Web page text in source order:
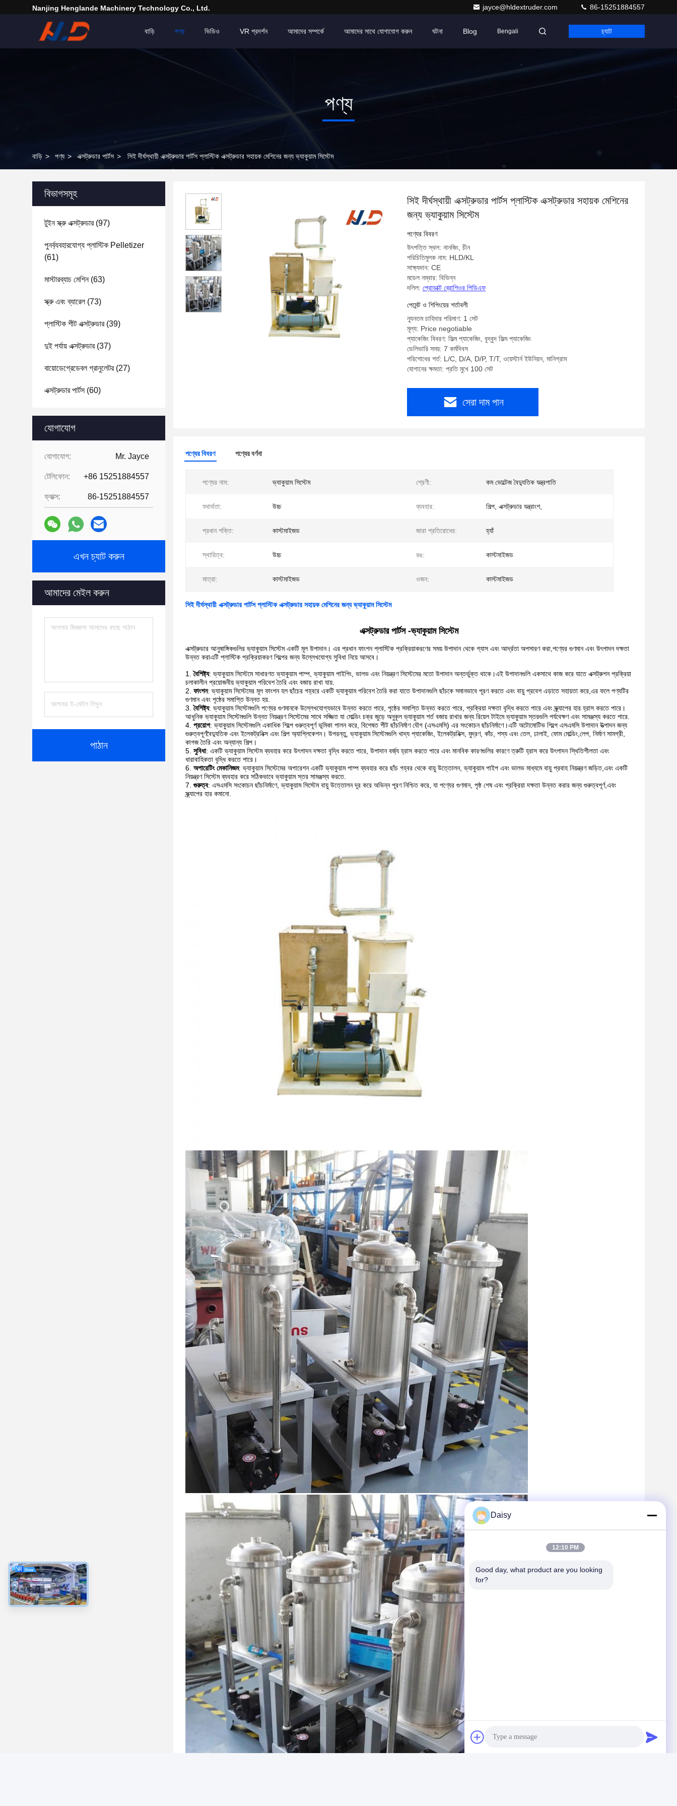
Nanjing Henglande Machinery Technology Co., Ltd. jayce@hldextruder.com 86-15251884557
বাড়ি পণ্য ভিডিও VR প্রদর্শন আমাদের সম্পর্কে আমাদের সাথে যোগাযোগ করুন ঘটনা Blog Bengali চ্যাট
পণ্য
বাড়ি > পণ্য > এক্সট্রুডার পার্টস > সিই দীর্ঘস্থায়ী এক্সট্রুডার পার্টস প্লাস্টিক এক্সট্রুডার সহায়ক মেশিনের জন্য ভ্যাকুয়াম সিস্টেম
বিভাগসমূহ
টুইন স্ক্রু এক্সট্রুডার(97)
পুনর্ব্যবহারযোগ্য প্লাস্টিক Pelletizer
(61)
মাস্টারব্যাচ মেশিন(63)
স্ক্রু এবং ব্যারেল(73)
প্লাস্টিক শীট এক্সট্রুডার(39)
দুই পর্যায় এক্সট্রুডার(37)
বায়োডেগ্রেডেবল গ্রানুলেটর(27)
এক্সট্রুডার পার্টস(60)
যোগাযোগ
যোগাযোগ: Mr. Jayce
টেলিফোন: +86 15251884557
ফ্যাক্স: 86-15251884557
এখন চ্যাট করুন
আমাদের মেইল করুন
পাঠান
সিই দীর্ঘস্থায়ী এক্সট্রুডার পার্টস প্লাস্টিক এক্সট্রুডার সহায়ক মেশিনের
জন্য ভ্যাকুয়াম সিস্টেম
পণ্যের বিবরণ
উৎপত্তি স্থল: নানজিং, চীন
পরিচিতিমুলক নাম: HLD/KL
সাক্ষ্যদান: CE
মডেল নম্বার: বিভিন্ন
দলিল: প্রোডাক্ট ব্রোশিওর পিডিএফ
পেমেন্ট ও শিপিংয়ের শর্তাবলী
ন্যূনতম চাহিদার পরিমাণ: 1 সেট
মূল্য: Price negotiable
প্যাকেজিং বিবরণ: ফিল্ম প্যাকেজিং, বুদ্বুদ ফিল্ম প্যাকেজিং
ডেলিভারি সময়: 7 কর্মদিবস
পরিশোধের শর্ত: L/C, D/A, D/P, T/T, ওয়েস্টার্ন ইউনিয়ন, মানিগ্রাম
যোগানের ক্ষমতা: প্রতি মুখে 100 সেট
সেরা দাম পান
পণ্যের বিবরণ পণ্যের বর্ণনা
পণ্যের নাম: ভ্যাকুয়াম সিস্টেম শ্রেণী: কম ভোল্টেজ বৈদ্যুতিক যন্ত্রপাতি
যথার্থতা: উচ্চ ব্যবহার: শিল্প, এক্সট্রুডার যন্ত্রাংশ,
প্রধান শক্তি: কাস্টমাইজড জারা প্রতিরোধের: হ্যাঁ
স্থায়িত্ব: উচ্চ রঙ: কাস্টমাইজড
মাত্রা: কাস্টমাইজড ওজন: কাস্টমাইজড
সিই দীর্ঘস্থায়ী এক্সট্রুডার পার্টস প্লাস্টিক এক্সট্রুডার সহায়ক মেশিনের জন্য ভ্যাকুয়াম সিস্টেম
এক্সট্রুডার পার্টস -ভ্যাকুয়াম সিস্টেম
এক্সট্রুডার আনুষাঙ্গিকগুলির ভ্যাকুয়াম সিস্টেম একটি মূল উপাদান। এর প্রধান ফাংশন প্লাস্টিক প্রক্রিয়াকরণের সময় উপাদান থেকে গ্যাস এবং আর্দ্রতা অপসারণ করা,পণ্যের গুণমান এবং উৎপাদন দক্ষতা
উন্নত করাএটি প্লাস্টিক প্রক্রিয়াকরণ শিল্পের জন্য উল্লেখযোগ্য সুবিধা নিয়ে আসবে।
বৈশিষ্ট্য: ভ্যাকুয়াম সিস্টেমে সাধারণত ভ্যাকুয়াম পাম্প, ভ্যাকুয়াম পাইপিং, ভালভ এবং নিয়ন্ত্রণ সিস্টেমের মতো উপাদান অন্তর্ভুক্ত থাকে।এই উপাদানগুলি একসাথে কাজ করে যাতে এক্সট্রুশন প্রক্রিয়া
চলাকালীন প্রয়োজনীয় ভ্যাকুয়াম পরিবেশ তৈরি এবং বজায় রাখা যায়.
ফাংশন: ভ্যাকুয়াম সিস্টেমের মূল ফাংশন হল ছাঁচের গহ্বরে একটি ভ্যাকুয়াম পরিবেশ তৈরি করা যাতে উপাদানগুলি ছাঁচকে সমানভাবে পূরণ করতে এবং বায়ু প্রবেশ এড়াতে সহায়তা করে,এর ফলে পণ্যটির
গুণমান এবং পৃষ্ঠের সমাপ্তি উন্নত হয়.
বৈশিষ্ট্য: ভ্যাকুয়াম সিস্টেমগুলি পণ্যের গুণমানকে উল্লেখযোগ্যভাবে উন্নত করতে পারে, পৃষ্ঠের সমাপ্তি উন্নত করতে পারে, প্রক্রিয়া দক্ষতা বৃদ্ধি করতে পারে এবং স্ক্র্যাপের হার হ্রাস করতে পারে।
আধুনিক ভ্যাকুয়াম সিস্টেমগুলি উন্নত নিয়ন্ত্রণ সিস্টেমের সাথে সজ্জিত যা মোল্ডিং চক্র জুড়ে অনুকূল ভ্যাকুয়াম শর্ত বজায় রাখার জন্য রিয়েল টাইমে ভ্যাকুয়াম স্তরগুলি পর্যবেক্ষণ এবং সামঞ্জস্য করতে পারে.
প্রয়োগ: ভ্যাকুয়াম সিস্টেমগুলি একাধিক শিল্পে গুরুত্বপূর্ণ ভূমিকা পালন করে, বিশেষত শীট ছাঁচনির্মাণ যৌগ (এসএমসি) এর সংকোচন ছাঁচনির্মাণে।এটি অটোমোটিভ শিল্পে এসএমসি উপাদান উত্পাদন জন্য
গুরুত্বপূর্ণবৈদ্যুতিক এবং ইলেকট্রনিক্স এবং শিল্প অ্যাপ্লিকেশন। উপরন্তু, ভ্যাকুয়াম সিস্টেমগুলি খাদ্য প্যাকেজিং, ইলেকট্রনিক্স, মুদ্রণ, কাঁচ, শস্য এবং তেল, ঢালাই, ফোম মোল্ডিং,লেপ, নির্মাণ সামগ্রী,
কাগজ তৈরি এবং অন্যান্য শিল্প।
সুবিধা: একটি ভ্যাকুয়াম সিস্টেম ব্যবহার করে উৎপাদন দক্ষতা বৃদ্ধি করতে পারে, উপাদান বর্জ্য হ্রাস করতে পারে এবং মানবিক কারণগুলির কারণে ত্রুটি হ্রাস করে উৎপাদন স্থিতিশীলতা এবং
ধারাবাহিকতা বৃদ্ধি করতে পারে।
অপারেটিং মেকানিজম: ভ্যাকুয়াম সিস্টেমের অপারেশন একটি ভ্যাকুয়াম পাম্প ব্যবহার করে ছাঁচ গহ্বর থেকে বায়ু উত্তোলন, ভ্যাকুয়াম পাইপ এবং ভালভ মাধ্যমে বায়ু প্রবাহ নিয়ন্ত্রণ জড়িত,এবং একটি
নিয়ন্ত্রণ সিস্টেম ব্যবহার করে সঠিকভাবে ভ্যাকুয়াম স্তর সামঞ্জস্য করতে.
গুরুত্ব: এসএমসি সংকোচন ছাঁচনির্মাণে, ভ্যাকুয়াম সিস্টেম বায়ু উত্তোলন দূর করে অভিন্ন পূরণ নিশ্চিত করে, যা পণ্যের গুণমান, পৃষ্ঠ শেষ এবং প্রক্রিয়া দক্ষতা উন্নত করার জন্য গুরুত্বপূর্ণ,এবং
স্ক্র্যাপের হার কমানো.
Daisy
12:10 PM
Good day, what product are you looking
for?